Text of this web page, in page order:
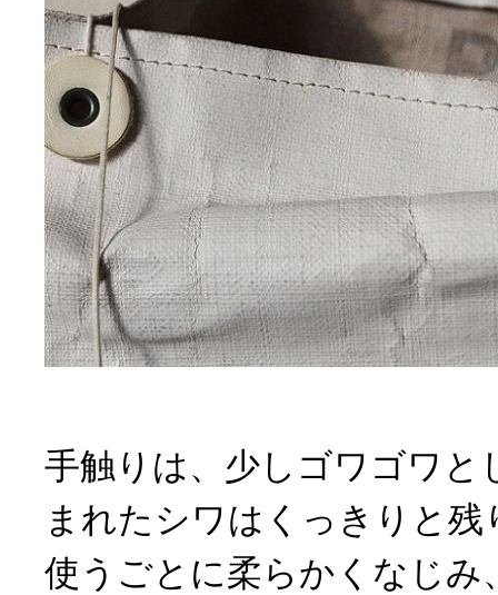
手触りは、少しゴワゴワと
まれたシワはくっきりと
使うごとに柔らかくなじみ